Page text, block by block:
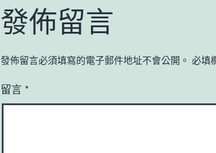
發佈留言
發佈留言必須填寫的電子郵件地址不會公開。 必填
留言 *